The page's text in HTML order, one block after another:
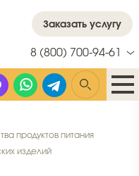
8 (800) 700-94-61
Заказать услугу
продуктов питания
изделий